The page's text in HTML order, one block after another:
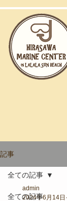
記事
全ての記事
全ての記事
admin
2024年6月14日